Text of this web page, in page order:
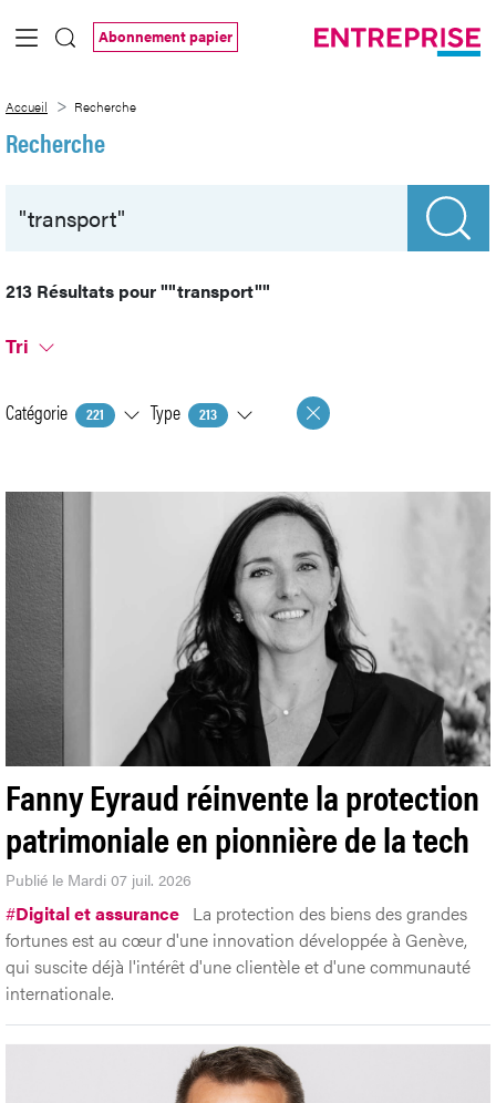
Saut au contenu principal
Abonnement papier
Accueil Recherche
Recherche
213 Résultats pour""transport""
Tri
Catégorie 221 Type 213
Fanny Eyraud réinvente la protection
patrimoniale en pionnière de la tech
Publié le Mardi 07 juil. 2026
#Digital et assurance La protection des biens des grandes
fortunes est au cœur d'une innovation développée à Genève,
qui suscite déjà l'intérêt d'une clientèle et d'une communauté
internationale.